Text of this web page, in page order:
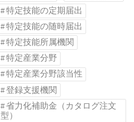
特定技能の定期届出
特定技能の随時届出
特定技能所属機関
特定産業分野
特定産業分野該当性
登録支援機関
省力化補助金（カタログ注文
型）